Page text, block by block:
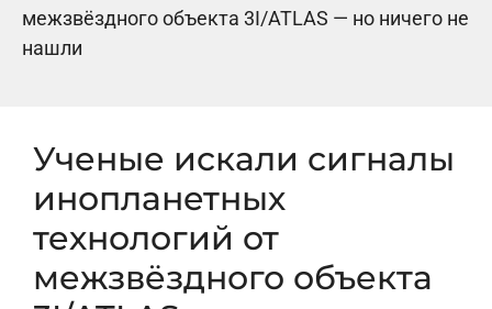
межзвёздного объекта 3I/ATLAS — но ничего не
нашли
Ученые искали сигналы
инопланетных
технологий от
межзвёздного объекта